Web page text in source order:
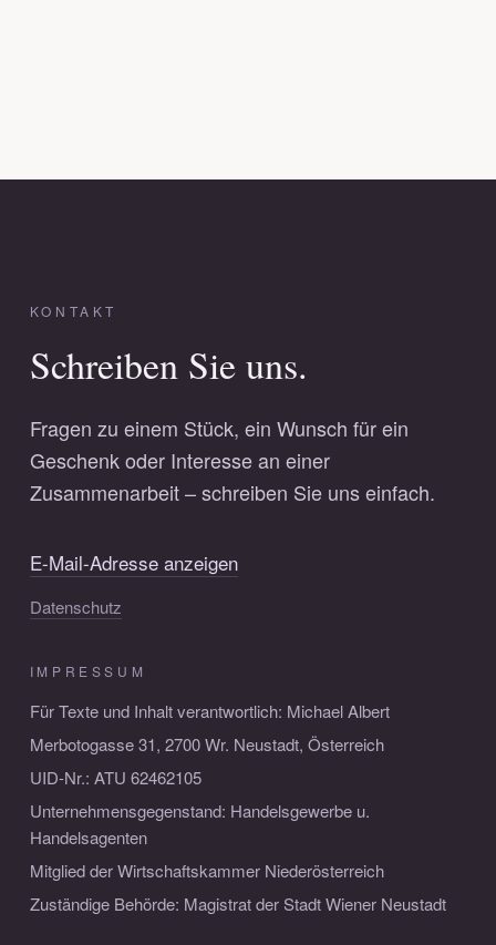
KONTAKT
Schreiben Sie uns.
Fragen zu einem Stück, ein Wunsch für ein
Geschenk oder Interesse an einer
Zusammenarbeit – schreiben Sie uns einfach.
E-Mail-Adresse anzeigen
Datenschutz
IMPRESSUM
Für Texte und Inhalt verantwortlich: Michael Albert
Merbotogasse 31, 2700 Wr. Neustadt, Österreich
UID-Nr.: ATU 62462105
Unternehmensgegenstand: Handelsgewerbe u.
Handelsagenten
Mitglied der Wirtschaftskammer Niederösterreich
Zuständige Behörde: Magistrat der Stadt Wiener Neustadt